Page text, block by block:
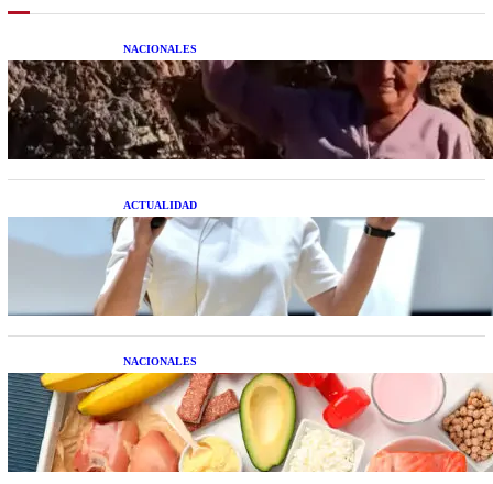
NACIONALES
Una mujer asegura haber peleado con un
extraterrestre cuerpo a cuerpo
ACTUALIDAD
La startup creada por una salteña que busca
resolver el estrés financiero en Latinoamérica
NACIONALES
Nutrición inteligente: Cinco superalimentos de
temporada que deberías sumar a tu dieta este mes